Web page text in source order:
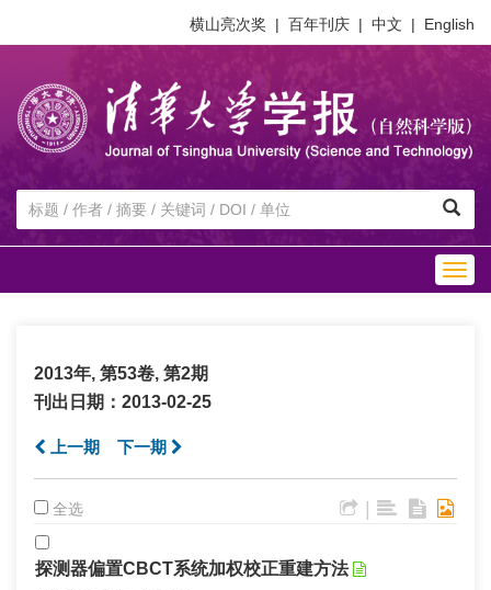
横山亮次奖 | 百年刊庆 | 中文 | English
2013年, 第53卷, 第2期
刊出日期：2013-02-25
上一期 下一期
全选
探测器偏置CBCT系统加权校正重建方法